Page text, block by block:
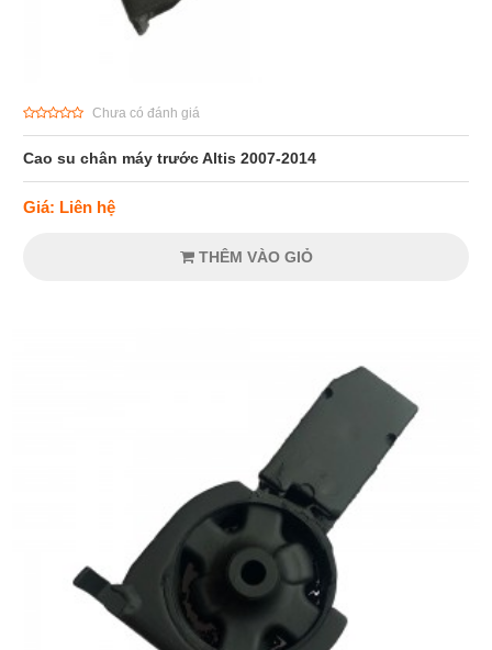
Chưa có đánh giá
Cao su chân máy trước Altis 2007-2014
Giá: Liên hệ
THÊM VÀO GIỎ